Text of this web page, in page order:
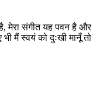
मेरा संगीत यह पवन है और
मैं स्वयं को दुःखी मानूँ तो